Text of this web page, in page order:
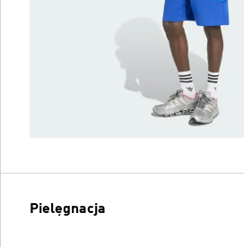
Pielęgnacja